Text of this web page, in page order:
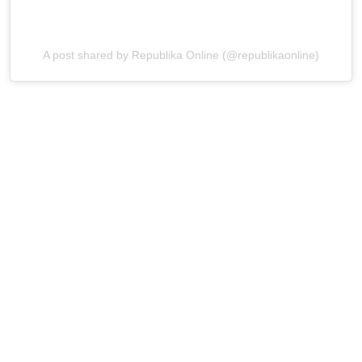
A post shared by Republika Online (@republikaonline)